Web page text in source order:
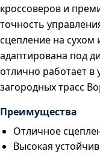
кроссоверов и
точность
сцепление на
адаптирована под
отлично работает в
загородных трасс
Преимущества
Отличное
Высокая